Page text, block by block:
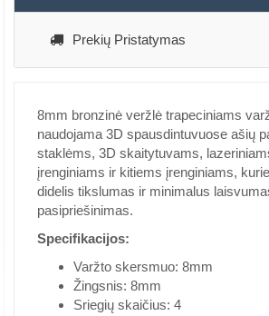
Prekių Pristatymas
8mm bronzinė veržlė trapeciniams
naudojama 3D spausdintuvuose ašių
staklėms, 3D skaitytuvams,
įrenginiams ir kitiems įrenginiams,
didelis tikslumas ir minimalus
pasipriešinimas.
Specifikacijos:
Varžto skersmuo: 8mm
Žingsnis: 8mm
Sriegių skaičius: 4